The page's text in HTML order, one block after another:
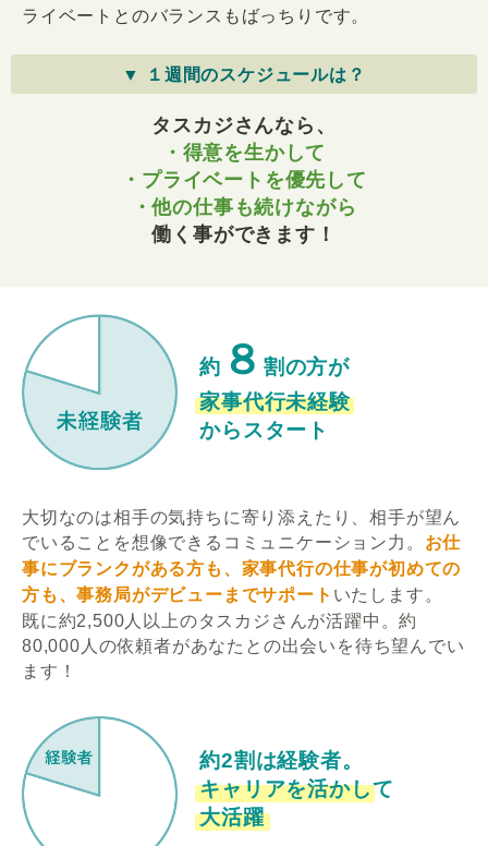
ライベートとのバランスもばっちりです。
▼ １週間のスケジュールは？
タスカジさんなら、
・得意を生かして
・プライベートを優先して
・他の仕事も続けながら
働く事ができます！
約 ８ 割の方が
家事代行未経験
からスタート
大切なのは相手の気持ちに寄り添えたり、相手が望ん
でいることを想像できるコミュニケーション力。 お仕
事にブランクがある方も、家事代行の仕事が初めての
方も、事務局がデビューまでサポート いたします。
既に約2,500人以上のタスカジさんが活躍中。約
80,000人の依頼者があなたとの出会いを待ち望んでい
ます！
約2割は経験者。
キャリアを活かして
大活躍